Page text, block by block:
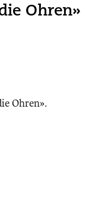
Ohren»
Ohren».